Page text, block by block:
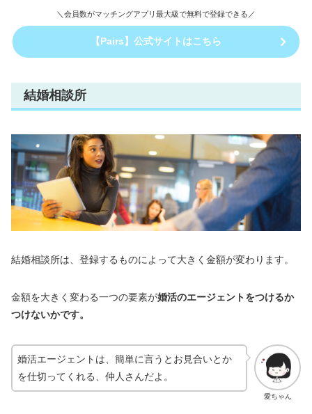
＼会員数がマッチングアプリ最大級で無料で登録できる／
【Pairs】公式サイトはこちら
結婚相談所
結婚相談所は、登録するものによって大きく金額が変わります。
金額を大きく変わる一つの要素が婚活のエージェントをつけるか
つけないかです。
愛ちゃん
婚活エージェントは、簡単に言うとお見合いとか
を仕切ってくれる、仲人さんだよ。